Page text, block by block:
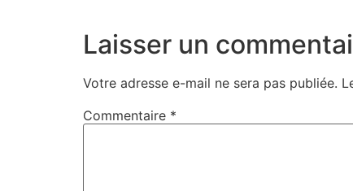
Laisser un
Votre adresse e-mail ne sera pas publiée.
Commentaire *